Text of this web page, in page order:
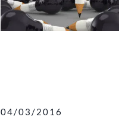
04/03/2016